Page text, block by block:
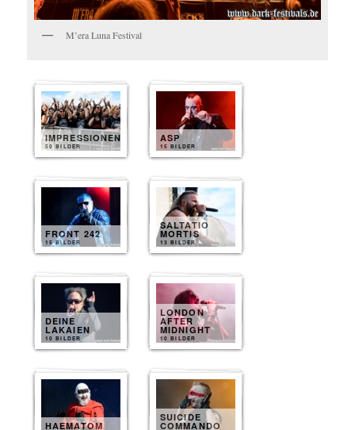
M’era Luna Festival
IMPRESSIONEN
50 BILDER
ASP
15 BILDER
FRONT 242
15 BILDER
SALTATIO
MORTIS
13 BILDER
DEINE
LAKAIEN
10 BILDER
LONDON
AFTER
MIDNIGHT
10 BILDER
HAEMATOM
SUICIDE
COMMANDO